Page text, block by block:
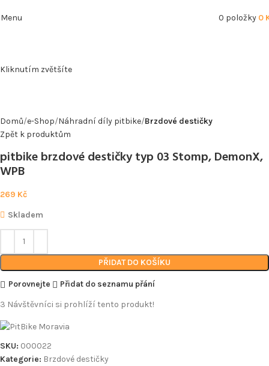
Menu 0 položky 0
Kliknutím zvětšíte
Domů e-Shop Náhradní díly pitbike Brzdové destičky
Zpět k produktům
pitbike brzdové destičky typ 03 Stomp, DemonX,
WPB
269 Kč
Skladem
PŘIDAT DO KOŠÍKU
Porovnejte
Přidat do seznamu přání
3 Návštěvníci si prohlíží tento produkt!
SKU: 000022
Kategorie: Brzdové destičky